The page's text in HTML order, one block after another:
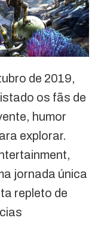
de 2019,
os fãs de
humor
explorar.
jornada única
repleto de